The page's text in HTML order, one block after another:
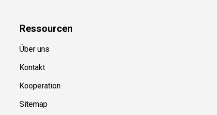
Ressourcen
Über uns
Kontakt
Kooperation
Sitemap